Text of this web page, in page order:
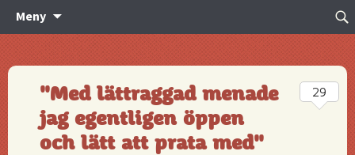
Meny
innehåll
Sök
"Med lättraggad menade
jag egentligen öppen
och lätt att prata med"
29